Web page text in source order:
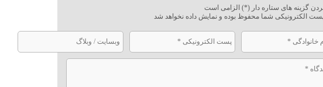
گزینه های ستاره دار (*) الزامی است
الکترونیکی شما محفوظ بوده و نمایش داده نخواهد شد